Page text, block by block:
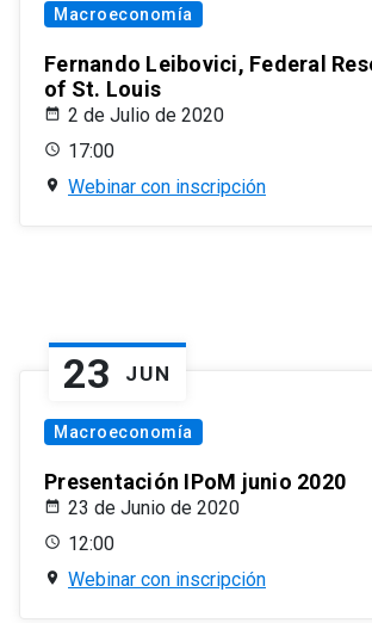
Macroeconomía
Fernando Leibovici, Federal
of St. Louis
2 de Julio de 2020
17:00
Webinar con inscripción
23 JUN
Macroeconomía
Presentación IPoM junio 2020
23 de Junio de 2020
12:00
Webinar con inscripción